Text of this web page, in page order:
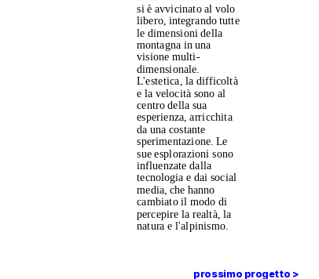
si è avvicinato al volo
libero, integrando tutte
le dimensioni della
montagna in una
visione multi-
dimensionale.
L'estetica, la difficoltà
e la velocità sono al
centro della sua
esperienza, arricchita
da una costante
sperimentazione. Le
sue esplorazioni sono
influenzate dalla
tecnologia e dai social
media, che hanno
cambiato il modo di
percepire la realtà, la
natura e l'alpinismo.
prossimo progetto >